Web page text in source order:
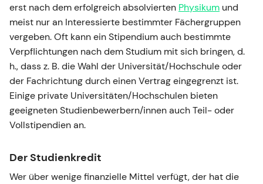
erst nach dem erfolgreich absolvierten Physikum und
meist nur an Interessierte bestimmter Fächergruppen
vergeben. Oft kann ein Stipendium auch bestimmte
Verpflichtungen nach dem Studium mit sich bringen, d.
h., dass z. B. die Wahl der Universität/Hochschule oder
der Fachrichtung durch einen Vertrag eingegrenzt ist.
Einige private Universitäten/Hochschulen bieten
geeigneten Studienbewerbern/innen auch Teil- oder
Vollstipendien an.
Der Studienkredit
Wer über wenige finanzielle Mittel verfügt, der hat die